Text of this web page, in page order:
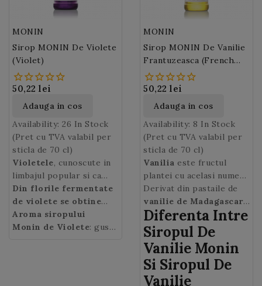
MONIN
Sirop MONIN De Violete
(Violet)
50,22 lei
Adauga in cos
Availability: 26 In Stock
(Pret cu TVA valabil per
sticla de 70 cl)
Violetele, cunoscute in
limbajul popular si ca
Toporasi, Tamaioare sau
Micsunele, sunt flori din
familia Violaceae cu un
parfum exceptional si
Din florile fermentate
de violete se obtine
siropul.Cu acest
deliciossirop de
Aroma siropului
Monin de Violete: gust
MONIN
Sirop MONIN De Vanilie
Frantuzeasca (French
Vanilla)
50,22 lei
Adauga in cos
Availability: 8 In Stock
(Pret cu TVA valabil per
sticla de 70 cl)
Vanilia este fructul
plantei cu acelasi nume
ce face parte din familia
orhideelor
„Orchidaceae”.Vanilia
este o planta cataratoare
originara din America
Centrala, mai precis din
Mexic, si a fost
adusa in
Madagascar de
Derivat din pastaile de
vanilie de Madagascar
si conceput special
pentru latte-uri si cafele
reci/ cu gheata,siropul
de vanilie frantuzeasca
Moninaduce un gust
pudrat de vanilie si un
Diferenta Intre
Siropul De
Vanilie Monin
Si Siropul De
Vanilie